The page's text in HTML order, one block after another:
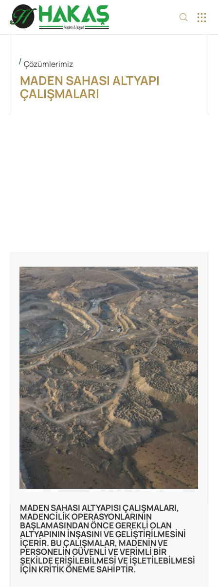
Çözümlerimiz
MADEN SAHASI ALTYAPI
ÇALIŞMALARI
MADEN SAHASI ALTYAPISI ÇALIŞMALARI,
MADENCILIK OPERASYONLARININ
BAŞLAMASINDAN ÖNCE GEREKLI OLAN
ALTYAPININ INŞASINI VE GELIŞTIRILMESINI
IÇERIR. BU ÇALIŞMALAR, MADENIN VE
PERSONELIN GÜVENLI VE VERIMLI BIR
ŞEKILDE ERIŞILEBILMESI VE IŞLETILEBILMESI
IÇIN KRITIK ÖNEME SAHIPTIR.